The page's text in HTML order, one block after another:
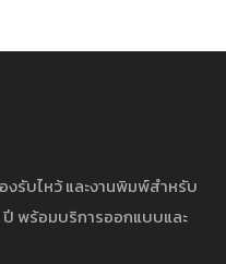
รับไหว้ และงานพิมพ์สำหรับ
พร้อมบริการออกแบบและ